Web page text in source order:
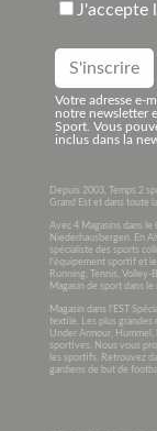
J'accepte
Votre adresse e-
notre newsletter
Sport. Vous
inclus dans la
Depuis 2003, Temps 2
Grand Est et dans toute la
Avec 4 Magasins dans
Niederhausbergen. En
spécialiste des sports
l’équipement sportif et
Running, Tennis, Volley-
Magasin de sport dans le
Magasin dans l’EST
textile. Les plus grandes
Under Armour, Hummel,
sportives. Nous vous
les sportifs. Retrouvez
gardiens de but de